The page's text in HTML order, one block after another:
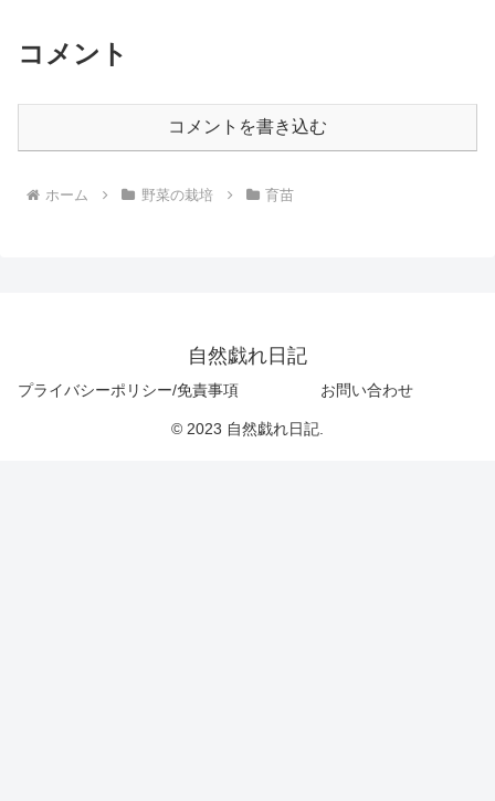
コメント
コメントを書き込む
ホーム 野菜の栽培 育苗
自然戯れ日記
プライバシーポリシー/免責事項 お問い合わせ
© 2023 自然戯れ日記.